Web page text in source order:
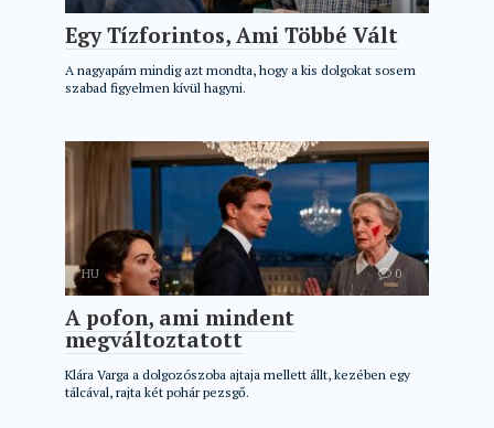
Egy Tízforintos, Ami Többé Vált
A nagyapám mindig azt mondta, hogy a kis dolgokat sosem
szabad figyelmen kívül hagyni.
HU 0
A pofon, ami mindent
megváltoztatott
Klára Varga a dolgozószoba ajtaja mellett állt, kezében egy
tálcával, rajta két pohár pezsgő.